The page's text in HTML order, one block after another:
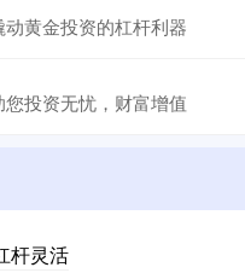
黄金投资的杠杆利器
投资无忧，财富增值
杆灵活